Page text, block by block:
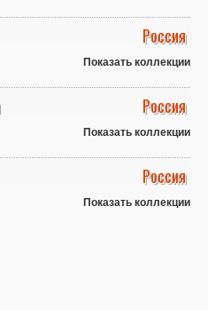
Россия
Показать коллекции
Россия
Показать коллекции
Россия
Показать коллекции